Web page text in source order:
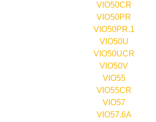
VIO50CR
VIO50PR
VIO50PR.1
VIO50U
VIO50UCR
VIO50V
VIO55
VIO55CR
VIO57
VIO57.6A